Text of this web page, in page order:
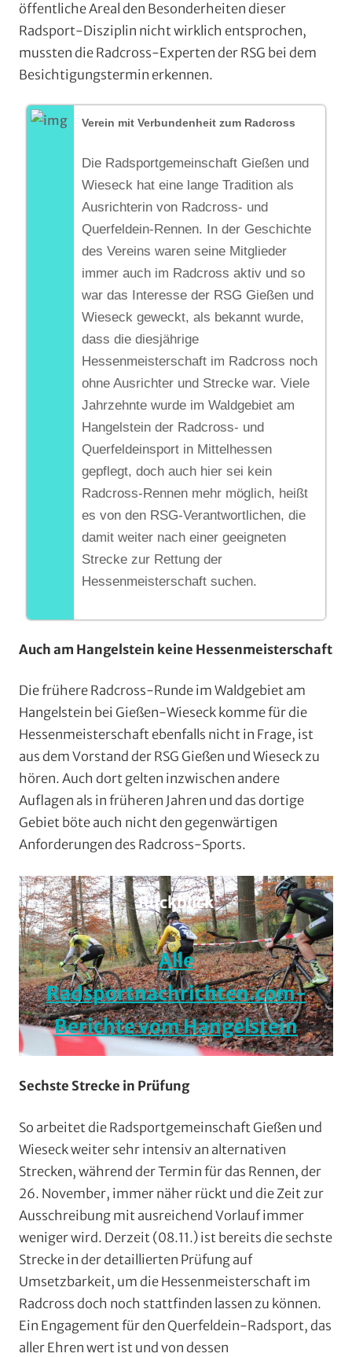
öffentliche Areal den Besonderheiten dieser
Radsport-Disziplin nicht wirklich entsprochen,
mussten die Radcross-Experten der RSG bei dem
Besichtigungstermin erkennen.
Verein mit Verbundenheit zum Radcross
Die Radsportgemeinschaft Gießen und
Wieseck hat eine lange Tradition als
Ausrichterin von Radcross- und
Querfeldein-Rennen. In der Geschichte
des Vereins waren seine Mitglieder
immer auch im Radcross aktiv und so
war das Interesse der RSG Gießen und
Wieseck geweckt, als bekannt wurde,
dass die diesjährige
Hessenmeisterschaft im Radcross noch
ohne Ausrichter und Strecke war. Viele
Jahrzehnte wurde im Waldgebiet am
Hangelstein der Radcross- und
Querfeldeinsport in Mittelhessen
gepflegt, doch auch hier sei kein
Radcross-Rennen mehr möglich, heißt
es von den RSG-Verantwortlichen, die
damit weiter nach einer geeigneten
Strecke zur Rettung der
Hessenmeisterschaft suchen.
Auch am Hangelstein keine Hessenmeisterschaft
Die frühere Radcross-Runde im Waldgebiet am
Hangelstein bei Gießen-Wieseck komme für die
Hessenmeisterschaft ebenfalls nicht in Frage, ist
aus dem Vorstand der RSG Gießen und Wieseck zu
hören. Auch dort gelten inzwischen andere
Auflagen als in früheren Jahren und das dortige
Gebiet böte auch nicht den gegenwärtigen
Anforderungen des Radcross-Sports.
Rückblick
Alle
Radsportnachrichten.com-
Berichte vom Hangelstein
Sechste Strecke in Prüfung
So arbeitet die Radsportgemeinschaft Gießen und
Wieseck weiter sehr intensiv an alternativen
Strecken, während der Termin für das Rennen, der
26. November, immer näher rückt und die Zeit zur
Ausschreibung mit ausreichend Vorlauf immer
weniger wird. Derzeit (08.11.) ist bereits die sechste
Strecke in der detaillierten Prüfung auf
Umsetzbarkeit, um die Hessenmeisterschaft im
Radcross doch noch stattfinden lassen zu können.
Ein Engagement für den Querfeldein-Radsport, das
aller Ehren wert ist und von dessen